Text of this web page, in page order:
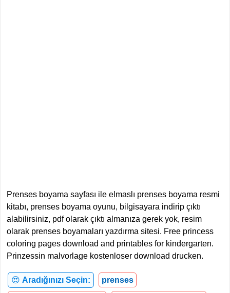
Prenses boyama sayfası ile elmaslı prenses boyama resmi
kitabı, prenses boyama oyunu, bilgisayara indirip çıktı
alabilirsiniz, pdf olarak çıktı almanıza gerek yok, resim
olarak prenses boyamaları yazdırma sitesi. Free princess
coloring pages download and printables for kindergarten.
Prinzessin malvorlage kostenloser download drucken.
😍 Aradığınızı Seçin: prenses